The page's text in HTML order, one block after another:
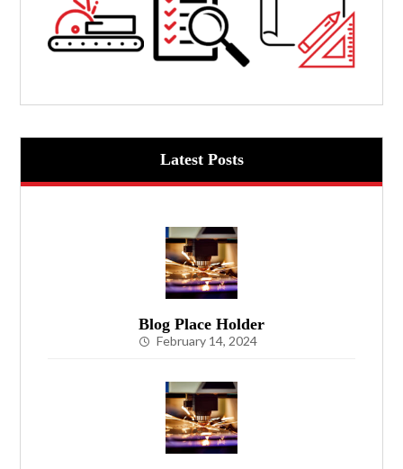
Latest Posts
Blog Place Holder
February 14, 2024